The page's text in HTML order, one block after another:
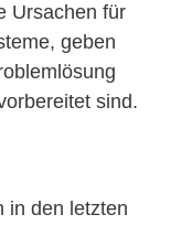
Ursachen für
geben
sind.
in den letzten